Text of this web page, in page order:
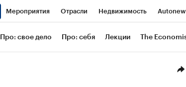
Мероприятия Отрасли Недвижимость
РБК Life Тренды Визионеры
Про: свое дело Про: себя Лекции The